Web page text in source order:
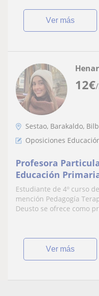
ver más
12€
Henar
Sestao, Barakaldo,
Oposiciones
Profesora
Educación
Estudiante de 4º curso
mención Pedagogía
Deusto se ofrece como
ver más